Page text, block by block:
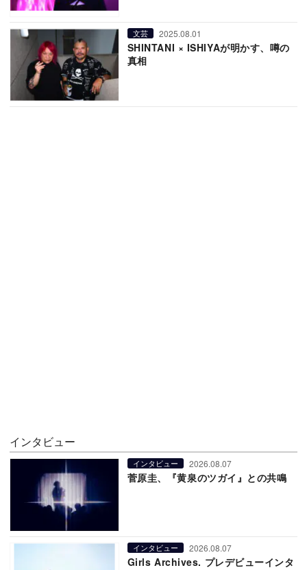
文芸 2025.08.01
SHINTANI × ISHIYAが明かす、噂の
真相
インタビュー
インタビュー 2026.08.07
菅原圭、『黄泉のツガイ』との共鳴
インタビュー 2026.08.07
Girls Archives. プレデビューインタ